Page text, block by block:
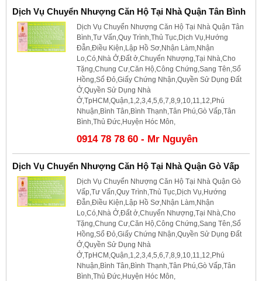
Dịch Vụ Chuyển Nhượng Căn Hộ Tại Nhà Quận Tân Bình
Dịch Vụ Chuyển Nhượng Căn Hộ Tại Nhà Quận Tân
Bình,Tư Vấn,Quy Trình,Thủ Tục,Dịch Vụ,Hướng
Đẫn,Điều Kiện,Lập Hồ Sơ,Nhận Làm,Nhận
Lo,Có,Nhà Ở,Đất ở,Chuyển Nhượng,Tại Nhà,Cho
Tặng,Chung Cư,Căn Hộ,Công Chứng,Sang Tên,Sổ
Hồng,Sổ Đỏ,Giấy Chứng Nhận,Quyền Sử Dụng Đất
Ở,Quyền Sử Dụng Nhà
Ở,TpHCM,Quận,1,2,3,4,5,6,7,8,9,10,11,12,Phú
Nhuận,Bình Tân,Bình Thạnh,Tân Phú,Gò Vấp,Tân
Bình,Thủ Đức,Huyện Hóc Môn,
0914 78 78 60 - Mr Nguyên
Dịch Vụ Chuyển Nhượng Căn Hộ Tại Nhà Quận Gò Vấp
Dịch Vụ Chuyển Nhượng Căn Hộ Tại Nhà Quận Gò
Vấp,Tư Vấn,Quy Trình,Thủ Tục,Dịch Vụ,Hướng
Đẫn,Điều Kiện,Lập Hồ Sơ,Nhận Làm,Nhận
Lo,Có,Nhà Ở,Đất ở,Chuyển Nhượng,Tại Nhà,Cho
Tặng,Chung Cư,Căn Hộ,Công Chứng,Sang Tên,Sổ
Hồng,Sổ Đỏ,Giấy Chứng Nhận,Quyền Sử Dụng Đất
Ở,Quyền Sử Dụng Nhà
Ở,TpHCM,Quận,1,2,3,4,5,6,7,8,9,10,11,12,Phú
Nhuận,Bình Tân,Bình Thạnh,Tân Phú,Gò Vấp,Tân
Bình,Thủ Đức,Huyện Hóc Môn,